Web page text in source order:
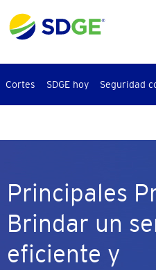
contenido
Cortes SDGE hoy Seguridad
Principales
Brindar un
eficiente y